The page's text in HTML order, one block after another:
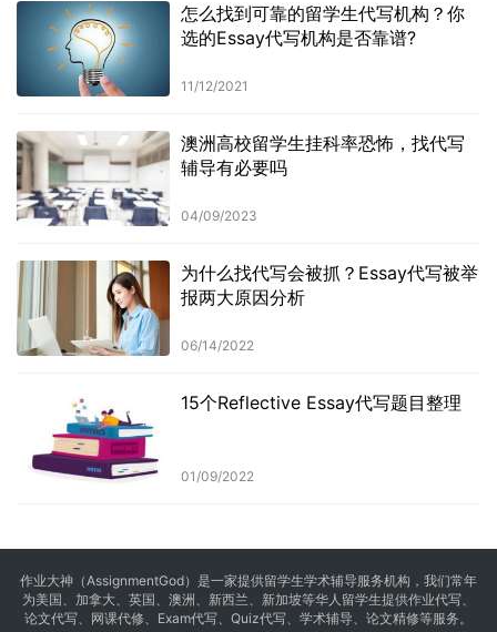
怎么找到可靠的留学生代写机构？你
选的Essay代写机构是否靠谱?
11/12/2021
澳洲高校留学生挂科率恐怖，找代写
辅导有必要吗
04/09/2023
为什么找代写会被抓？Essay代写被举
报两大原因分析
06/14/2022
15个Reflective Essay代写题目整理
01/09/2022
作业大神（AssignmentGod）是一家提供留学生学术辅导服务机构，我们常年
为美国、加拿大、英国、澳洲、新西兰、新加坡等华人留学生提供作业代写、
论文代写、网课代修、Exam代写、Quiz代写、学术辅导、论文精修等服务。